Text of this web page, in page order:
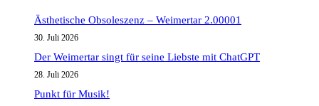
Ästhetische Obsoleszenz – Weimertar 2.00001
30. Juli 2026
Der Weimertar singt für seine Liebste mit ChatGPT
28. Juli 2026
Punkt für Musik!